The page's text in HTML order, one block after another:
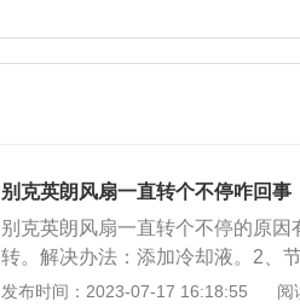
别克英朗风扇一直转个不停咋回事
别克英朗风扇一直转个不停的原
转。解决办法：添加冷却液。2、
扇长转。解决办法：更换新的节温
发布时间：2023-07-17 16:18:55 阅